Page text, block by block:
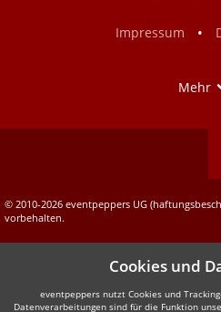
Impressum
•
Mehr
© 2010-2026 eventpeppers UG
vorbehalten.
Cookies und
eventpeppers nutzt Cookies und
Datenverarbeitungen sind für die Funktion